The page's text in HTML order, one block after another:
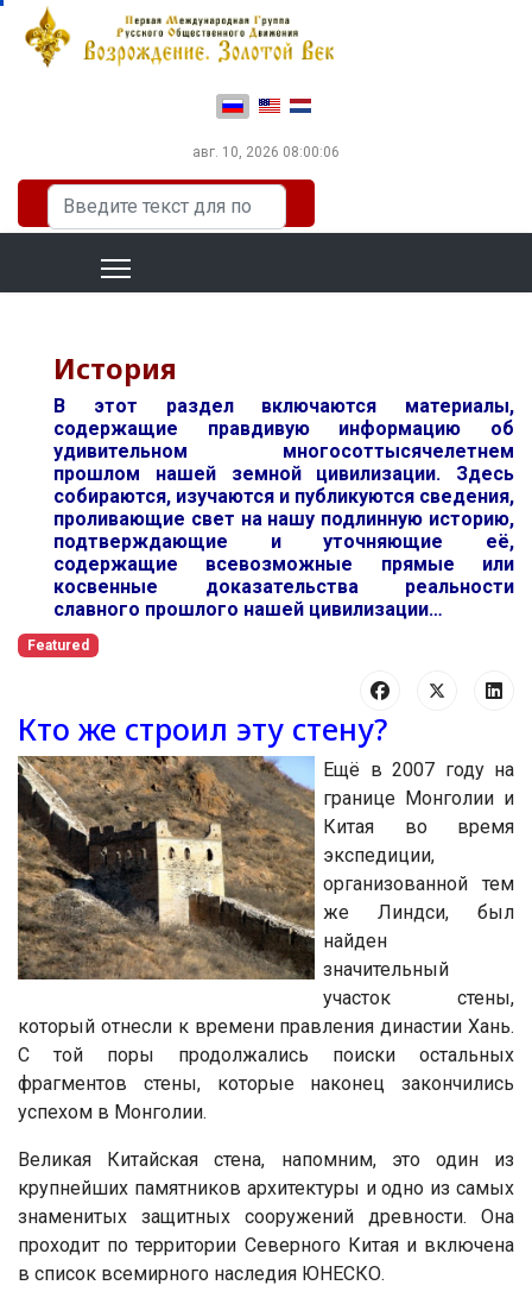
Выберите язык
авг. 10, 2026 08:00:07
Искать...
История
В этот раздел включаются материалы,
содержащие правдивую информацию об
удивительном многосоттысячелетнем
прошлом нашей земной цивилизации. Здесь
собираются, изучаются и публикуются сведения,
проливающие свет на нашу подлинную историю,
подтверждающие и уточняющие её,
содержащие всевозможные прямые или
косвенные доказательства реальности
славного прошлого нашей цивилизации…
Featured
Кто же строил эту стену?
Ещё в 2007 году на
границе Монголии и
Китая во время
экспедиции,
организованной тем
же Линдси, был
найден
значительный
участок стены,
который отнесли к времени правления династии Хань.
С той поры продолжались поиски остальных
фрагментов стены, которые наконец закончились
успехом в Монголии.
Великая Китайская стена, напомним, это один из
крупнейших памятников архитектуры и одно из самых
знаменитых защитных сооружений древности. Она
проходит по территории Северного Китая и включена
в список всемирного наследия ЮНЕСКО.